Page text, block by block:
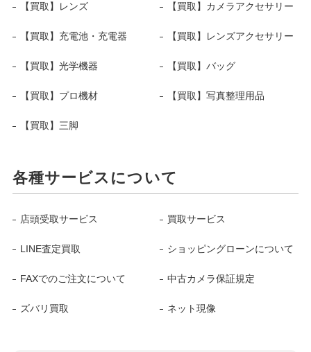
【買取】レンズ 【買取】カメラアクセサリー
【買取】充電池・充電器 【買取】レンズアクセサリー
【買取】光学機器 【買取】バッグ
【買取】プロ機材 【買取】写真整理用品
【買取】三脚
各種サービスについて
店頭受取サービス 買取サービス
LINE査定買取 ショッピングローンについて
FAXでのご注文について 中古カメラ保証規定
ズバリ買取 ネット現像